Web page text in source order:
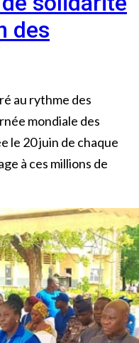
des
au rythme des
mondiale des
le 20 juin de chaque
à ces millions de